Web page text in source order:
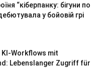
“кіберпанку: бігуни по
у бойовій грі
KI-Workflows mit
Lebenslanger Zugriff für